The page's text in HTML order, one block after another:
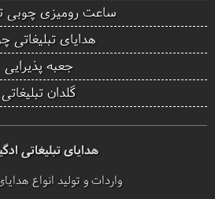
ساعت رومیزی چوبی
هدایای تبلیغاتی
جعبه پذیرایی
گلدان تبلیغاتی
هدایای تبلیغاتی
واردات و تولید انواع